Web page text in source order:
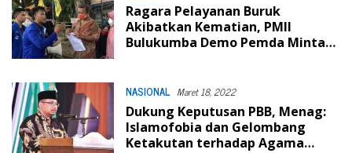
Ragara Pelayanan Buruk
Akibatkan Kematian, PMII
Bulukumba Demo Pemda Minta
NASIONAL Maret 18, 2022
Dukung Keputusan PBB, Menag:
Islamofobia dan Gelombang
Ketakutan terhadap Agama